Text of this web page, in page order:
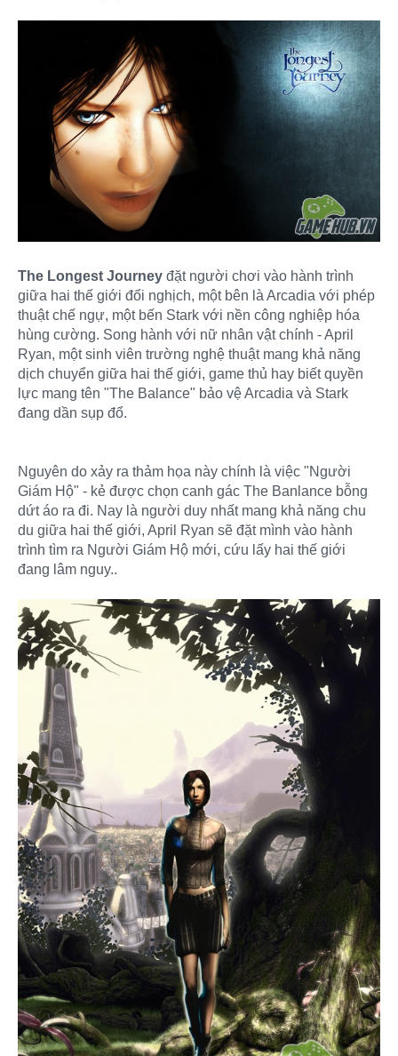
The Longest Journey đặt người chơi vào hành trình
giữa hai thế giới đối nghịch, một bên là Arcadia với phép
thuật chế ngự, một bến Stark với nền công nghiệp hóa
hùng cường. Song hành với nữ nhân vật chính - April
Ryan, một sinh viên trường nghệ thuật mang khả năng
dịch chuyển giữa hai thế giới, game thủ hay biết quyền
lực mang tên "The Balance" bảo vệ Arcadia và Stark
đang dần sụp đổ.
Nguyên do xảy ra thảm họa này chính là việc "Người
Giám Hộ" - kẻ được chọn canh gác The Banlance bỗng
dứt áo ra đi. Nay là người duy nhất mang khả năng chu
du giữa hai thế giới, April Ryan sẽ đặt mình vào hành
trình tìm ra Người Giám Hộ mới, cứu lấy hai thế giới
đang lâm nguy..